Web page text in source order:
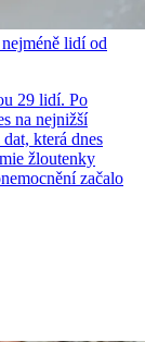
lidí od
29 lidí. Po
na nejnižší
která dnes
žloutenky
začalo